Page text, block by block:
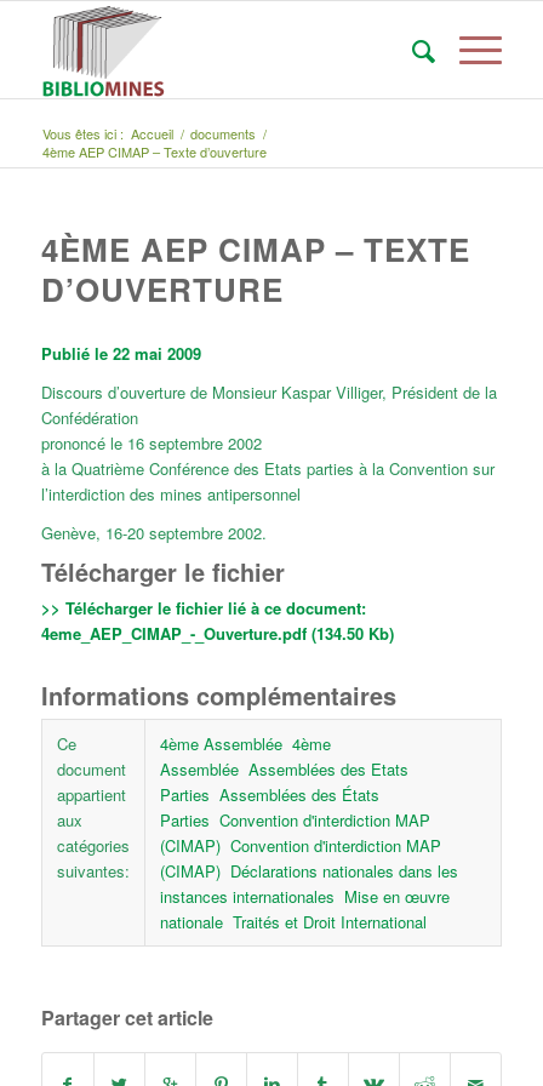
Vous êtes ici : Accueil / documents /
4ème AEP CIMAP – Texte d’ouverture
4ÈME AEP CIMAP – TEXTE
D’OUVERTURE
Publié le 22 mai 2009
Discours d’ouverture de Monsieur Kaspar Villiger, Président de la
Confédération
prononcé le 16 septembre 2002
à la Quatrième Conférence des Etats parties à la Convention sur
l’interdiction des mines antipersonnel
Genève, 16-20 septembre 2002.
Télécharger le fichier
>> Télécharger le fichier lié à ce document:
4eme_AEP_CIMAP_-_Ouverture.pdf (134.50 Kb)
Informations complémentaires
Ce
document
appartient
aux
catégories
suivantes:
4ème Assemblée 4ème
Assemblée Assemblées des Etats
Parties Assemblées des États
Parties Convention d'interdiction MAP
(CIMAP) Convention d'interdiction MAP
(CIMAP) Déclarations nationales dans les
instances internationales Mise en œuvre
nationale Traités et Droit International
Partager cet article